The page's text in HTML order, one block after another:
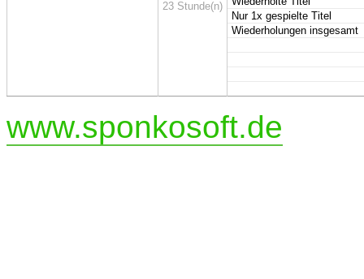
23 Stunde(n)
Nur 1x gespielte Titel
Wiederholungen insgesamt
www.sponkosoft.de